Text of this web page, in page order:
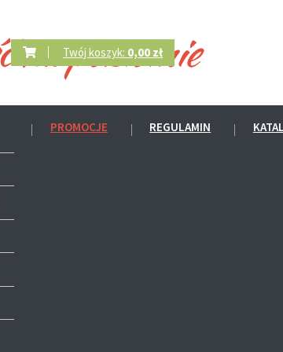
Twój koszyk: 0,00 zł
PROMOCJE REGULAMIN